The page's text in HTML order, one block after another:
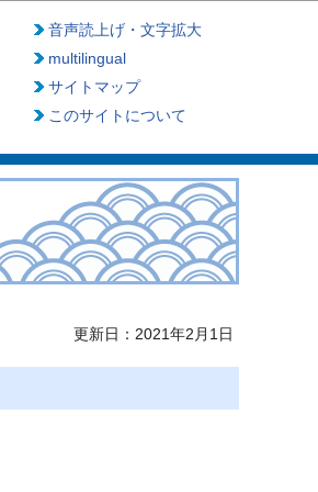
音声読上げ・文字拡大
multilingual
サイトマップ
このサイトについて
更新日：2021年2月1日